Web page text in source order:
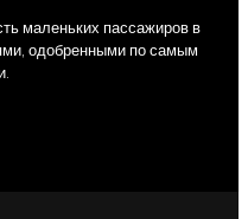
маленьких пассажиров в
одобренными по самым